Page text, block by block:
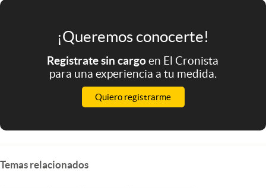
¡Queremos conocerte!
Registrate sin cargoen El Cronista
para una experiencia a tu medida.
Quiero registrarme
Temas relacionados